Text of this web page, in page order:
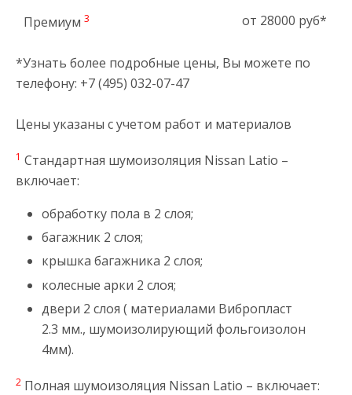
Премиум 3 от 28000 руб*
*Узнать более подробные цены, Вы можете по
телефону: +7 (495) 032-07-47
Цены указаны с учетом работ и материалов
1 Стандартная шумоизоляция Nissan Latio –
включает:
обработку пола в 2 слоя;
багажник 2 слоя;
крышка багажника 2 слоя;
колесные арки 2 слоя;
двери 2 слоя ( материалами Вибропласт
2.3 мм., шумоизолирующий фольгоизолон
4мм).
2 Полная шумоизоляция Nissan Latio – включает: